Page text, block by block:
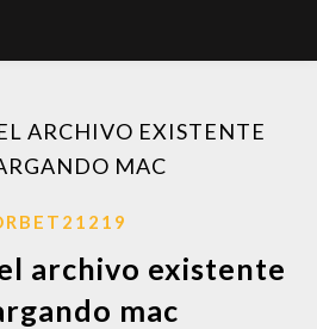
ARCHIVO EXISTENTE
MAC
archivo existente
mac